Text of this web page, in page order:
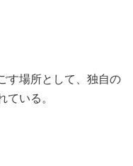
す場所として、独自の
いる。